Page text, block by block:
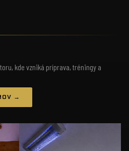
kde vzniká príprava, tréningy a
→